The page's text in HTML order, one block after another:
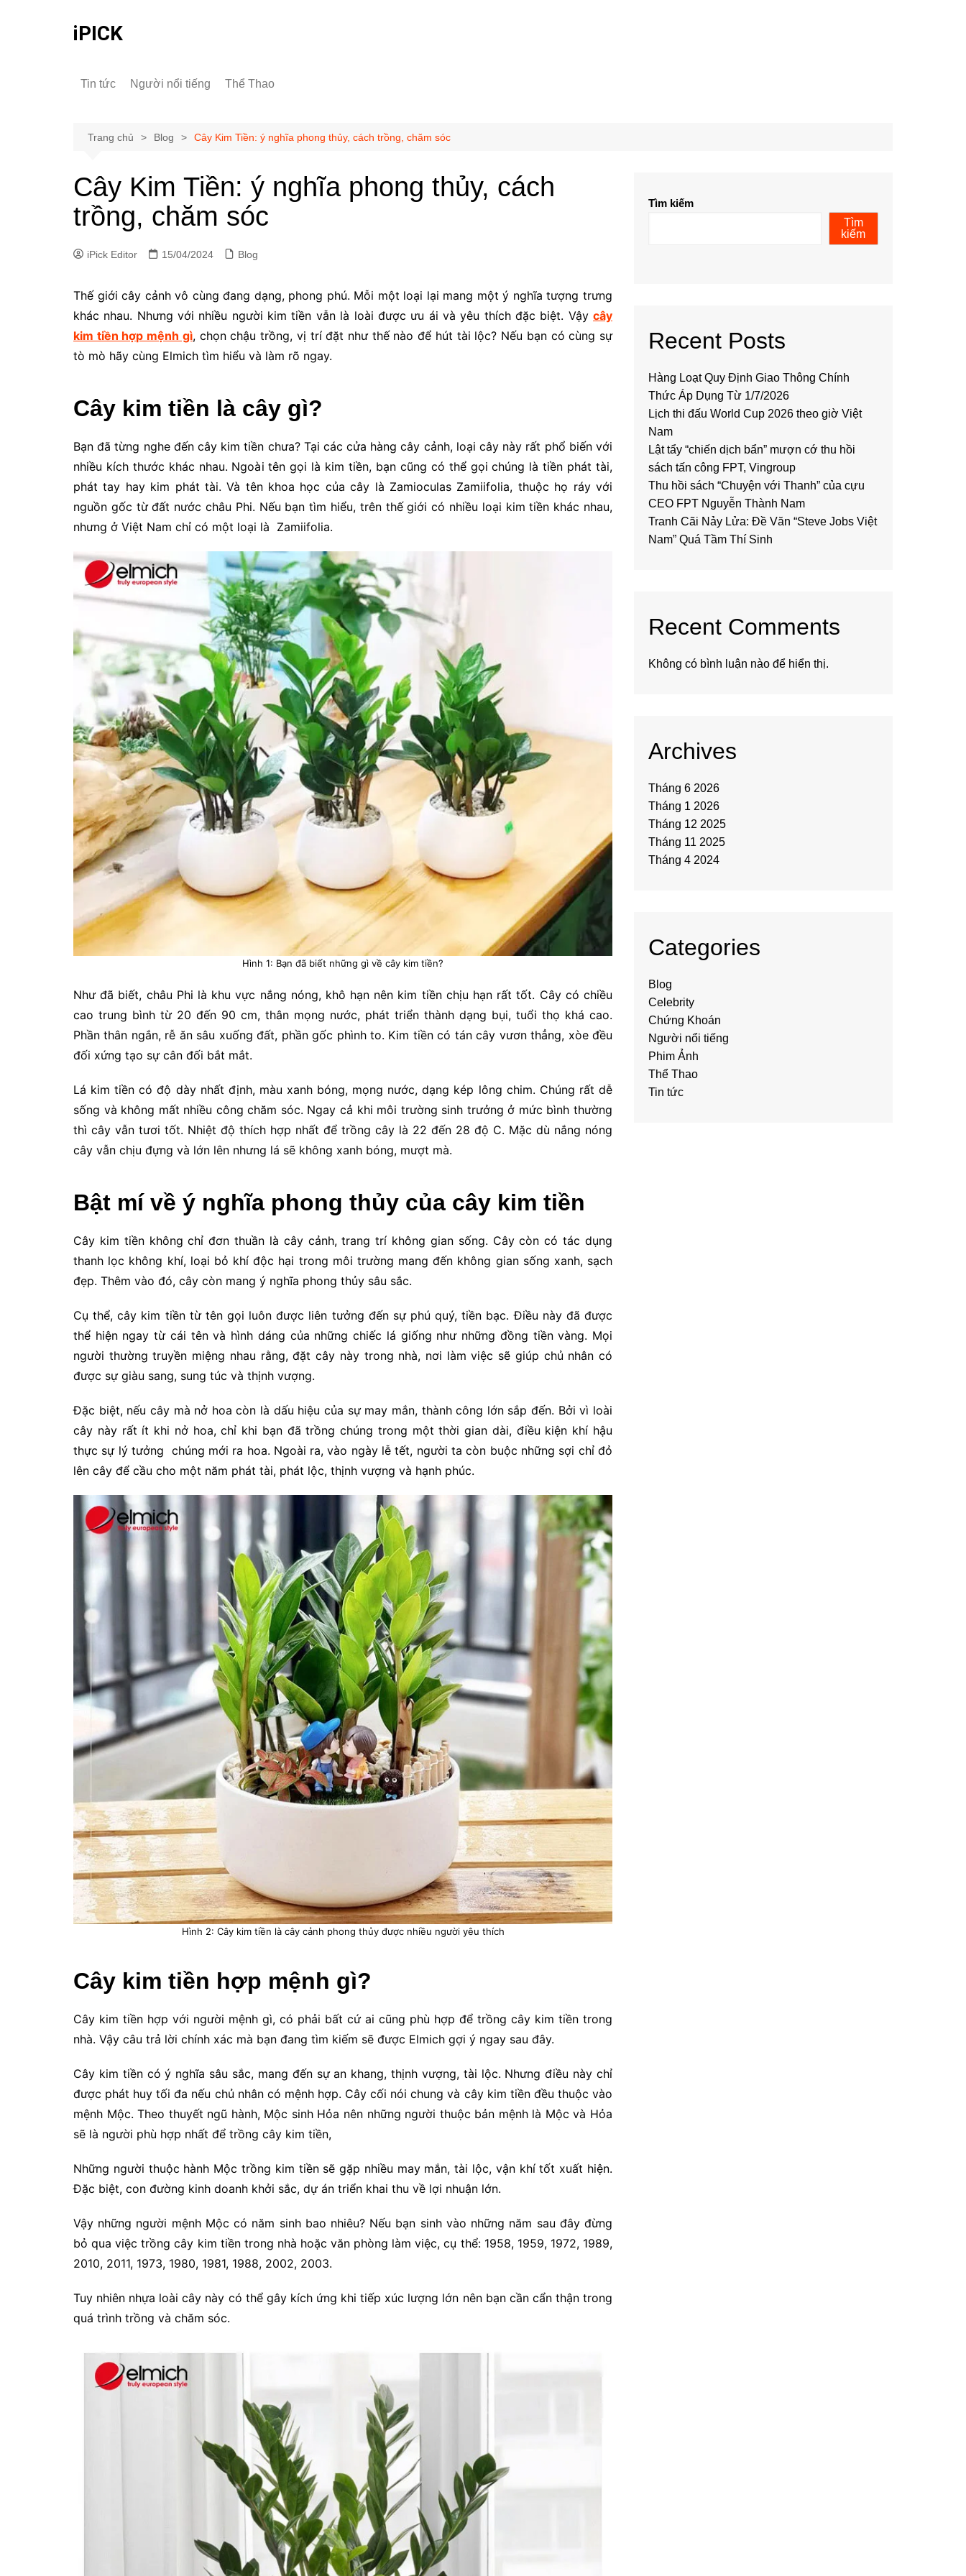
iPICK
Tin tức Người nổi tiếng Thể Thao
Trang chủ Blog Cây Kim Tiền: ý nghĩa phong thủy, cách trồng, chăm sóc
Cây Kim Tiền: ý nghĩa phong thủy, cách
trồng, chăm sóc
iPick Editor 15/04/2024 Blog
Thế giới cây cảnh vô cùng đang dạng, phong phú. Mỗi một loại lại mang một ý nghĩa tượng trưng
khác nhau. Nhưng với nhiều người kim tiền vẫn là loài được ưu ái và yêu thích đặc biệt. Vậy cây
kim tiền hợp mệnh gì, chọn chậu trồng, vị trí đặt như thế nào để hút tài lộc? Nếu bạn có cùng sự
tò mò hãy cùng Elmich tìm hiểu và làm rõ ngay.
Cây kim tiền là cây gì?
Bạn đã từng nghe đến cây kim tiền chưa? Tại các cửa hàng cây cảnh, loại cây này rất phổ biến với
nhiều kích thước khác nhau. Ngoài tên gọi là kim tiền, bạn cũng có thể gọi chúng là tiền phát tài,
phát tay hay kim phát tài. Và tên khoa học của cây là Zamioculas Zamiifolia, thuộc họ ráy với
nguồn gốc từ đất nước châu Phi. Nếu bạn tìm hiểu, trên thế giới có nhiều loại kim tiền khác nhau,
nhưng ở Việt Nam chỉ có một loại là Zamiifolia.
Hình 1: Bạn đã biết những gì về cây kim tiền?
Như đã biết, châu Phi là khu vực nắng nóng, khô hạn nên kim tiền chịu hạn rất tốt. Cây có chiều
cao trung bình từ 20 đến 90 cm, thân mọng nước, phát triển thành dạng bụi, tuổi thọ khá cao.
Phần thân ngắn, rễ ăn sâu xuống đất, phần gốc phình to. Kim tiền có tán cây vươn thẳng, xòe đều
đối xứng tạo sự cân đối bắt mắt.
Lá kim tiền có độ dày nhất định, màu xanh bóng, mọng nước, dạng kép lông chim. Chúng rất dễ
sống và không mất nhiều công chăm sóc. Ngay cả khi môi trường sinh trưởng ở mức bình thường
thì cây vẫn tươi tốt. Nhiệt độ thích hợp nhất để trồng cây là 22 đến 28 độ C. Mặc dù nắng nóng
cây vẫn chịu đựng và lớn lên nhưng lá sẽ không xanh bóng, mượt mà.
Bật mí về ý nghĩa phong thủy của cây kim tiền
Cây kim tiền không chỉ đơn thuần là cây cảnh, trang trí không gian sống. Cây còn có tác dụng
thanh lọc không khí, loại bỏ khí độc hại trong môi trường mang đến không gian sống xanh, sạch
đẹp. Thêm vào đó, cây còn mang ý nghĩa phong thủy sâu sắc.
Cụ thể, cây kim tiền từ tên gọi luôn được liên tưởng đến sự phú quý, tiền bạc. Điều này đã được
thể hiện ngay từ cái tên và hình dáng của những chiếc lá giống như những đồng tiền vàng. Mọi
người thường truyền miệng nhau rằng, đặt cây này trong nhà, nơi làm việc sẽ giúp chủ nhân có
được sự giàu sang, sung túc và thịnh vượng.
Đặc biệt, nếu cây mà nở hoa còn là dấu hiệu của sự may mắn, thành công lớn sắp đến. Bởi vì loài
cây này rất ít khi nở hoa, chỉ khi bạn đã trồng chúng trong một thời gian dài, điều kiện khí hậu
thực sự lý tưởng chúng mới ra hoa. Ngoài ra, vào ngày lễ tết, người ta còn buộc những sợi chỉ đỏ
lên cây để cầu cho một năm phát tài, phát lộc, thịnh vượng và hạnh phúc.
Hình 2: Cây kim tiền là cây cảnh phong thủy được nhiều người yêu thích
Cây kim tiền hợp mệnh gì?
Cây kim tiền hợp với người mệnh gì, có phải bất cứ ai cũng phù hợp để trồng cây kim tiền trong
nhà. Vậy câu trả lời chính xác mà bạn đang tìm kiếm sẽ được Elmich gợi ý ngay sau đây.
Cây kim tiền có ý nghĩa sâu sắc, mang đến sự an khang, thịnh vượng, tài lộc. Nhưng điều này chỉ
được phát huy tối đa nếu chủ nhân có mệnh hợp. Cây cối nói chung và cây kim tiền đều thuộc vào
mệnh Mộc. Theo thuyết ngũ hành, Mộc sinh Hỏa nên những người thuộc bản mệnh là Mộc và Hỏa
sẽ là người phù hợp nhất để trồng cây kim tiền,
Những người thuộc hành Mộc trồng kim tiền sẽ gặp nhiều may mắn, tài lộc, vận khí tốt xuất hiện.
Đặc biệt, con đường kinh doanh khởi sắc, dự án triển khai thu về lợi nhuận lớn.
Vậy những người mệnh Mộc có năm sinh bao nhiêu? Nếu bạn sinh vào những năm sau đây đừng
bỏ qua việc trồng cây kim tiền trong nhà hoặc văn phòng làm việc, cụ thể: 1958, 1959, 1972, 1989,
2010, 2011, 1973, 1980, 1981, 1988, 2002, 2003.
Tuy nhiên nhựa loài cây này có thể gây kích ứng khi tiếp xúc lượng lớn nên bạn cần cẩn thận trong
quá trình trồng và chăm sóc.
Tìm kiếm
Tìm
kiếm
Recent Posts
Hàng Loạt Quy Định Giao Thông Chính
Thức Áp Dụng Từ 1/7/2026
Lịch thi đấu World Cup 2026 theo giờ Việt
Nam
Lật tẩy “chiến dịch bẩn” mượn cớ thu hồi
sách tấn công FPT, Vingroup
Thu hồi sách “Chuyện với Thanh” của cựu
CEO FPT Nguyễn Thành Nam
Tranh Cãi Nảy Lửa: Đề Văn “Steve Jobs Việt
Nam” Quá Tầm Thí Sinh
Recent Comments
Không có bình luận nào để hiển thị.
Archives
Tháng 6 2026
Tháng 1 2026
Tháng 12 2025
Tháng 11 2025
Tháng 4 2024
Categories
Blog
Celebrity
Chứng Khoán
Người nổi tiếng
Phim Ảnh
Thể Thao
Tin tức